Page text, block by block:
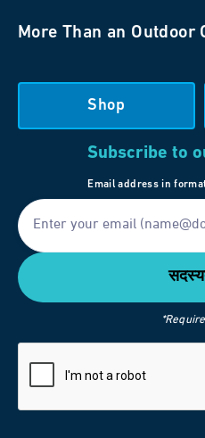
More Than an Outdoor
Shop
Subscribe to
Email address in